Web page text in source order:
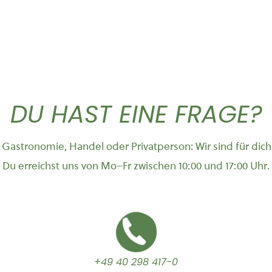
DU HAST EINE FRAGE?
Handel oder Privatperson: Wir sind für
Du erreichst uns von Mo–Fr zwischen 10:00 und 17:00 Uhr.
+49 40 298 417-0